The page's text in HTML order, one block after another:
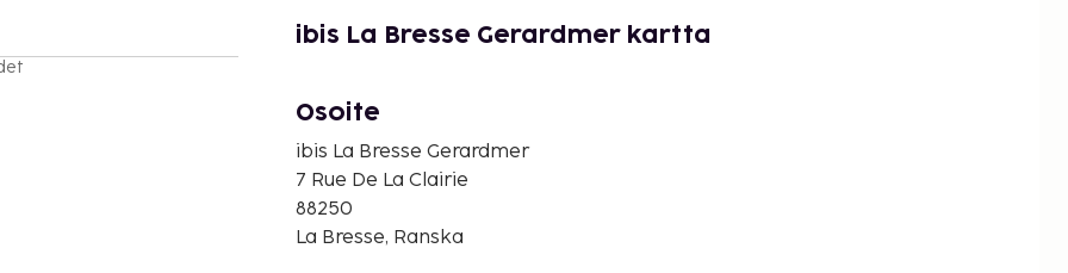
ibis La Bresse Gerardmer kartta
Osoite
ibis La Bresse Gerardmer
7 Rue De La Clairie
88250
La Bresse, Ranska